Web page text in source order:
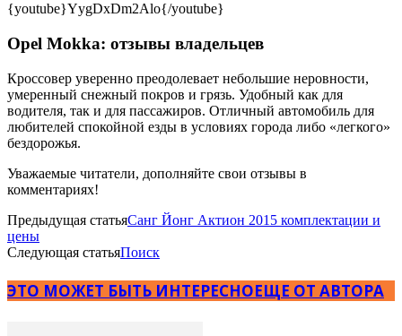
{youtube}YygDxDm2Alo{/youtube}
Opel Mokka: отзывы владельцев
Кроссовер уверенно преодолевает небольшие неровности,
умеренный снежный покров и грязь. Удобный как для
водителя, так и для пассажиров. Отличный автомобиль для
любителей спокойной езды в условиях города либо «легкого»
бездорожья.
Уважаемые читатели, дополняйте свои отзывы в
комментариях!
Предыдущая статьяСанг Йонг Актион 2015 комплектации и
цены
Следующая статьяПоиск
ЭТО МОЖЕТ БЫТЬ ИНТЕРЕСНОЕЩЕ ОТ АВТОРА